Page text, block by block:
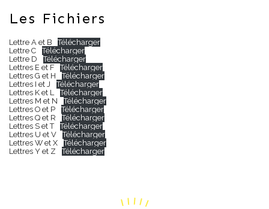
Les Fichiers
Lettre A et B
Télécharger
Lettre C
Télécharger
Lettre D
Télécharger
Lettres E et F
Télécharger
Lettres G et H
Télécharger
Lettres I et J
Télécharger
Lettres K et L
Télécharger
Lettres M et N
Télécharger
Lettres O et P
Télécharger
Lettres Q et R
Télécharger
Lettres S et T
Télécharger
Lettres U et V
Télécharger
Lettres W et X
Télécharger
Lettres Y et Z
Télécharger